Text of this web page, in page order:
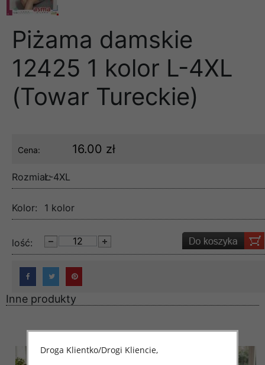
Piżama damskie
12425 1 kolor L-4XL
(Towar Tureckie)
Cena: 16.00 zł
Rozmiar:L-4XL
Kolor: 1 kolor
lość:
Inne produkty
Droga Klientko/Drogi Kliencie,